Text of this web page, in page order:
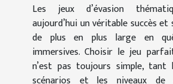
Les jeux d’évasion
aujourd’hui un véritable succès
de plus en plus large en
immersives. Choisir le jeu
n’est pas toujours simple, tant
scénarios et les niveaux de